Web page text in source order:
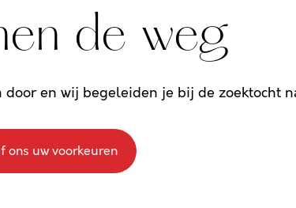
de weg
en wij begeleiden je bij de zoektocht
ons uw voorkeuren